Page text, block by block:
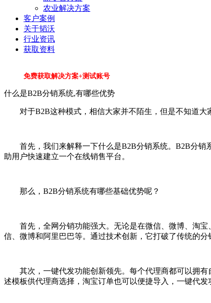
农业解决方案
客户案例
关于韬沃
行业资讯
获取资料
免费获取解决方案+测试账号
什么是B2B分销系统,有哪些优势
对于B2B这种模式，相信大家并不陌生，但是不知道
首先，我们来解释一下什么是B2B分销系统。B2B分
助用户快速建立一个在线销售平台。
那么，B2B分销系统有哪些基础优势呢？
首先，全网分销功能强大。无论是在微信、微博、淘
信、微博和阿里巴巴等。通过技术创新，它打破了传统的
其次，一键代发功能创新领先。每个代理商都可以拥
述模板供代理商选择，淘宝订单也可以便捷导入，一键代发